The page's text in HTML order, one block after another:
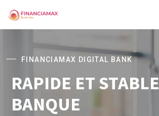
FINANCIAMAX DIGITAL BANK
RAPIDE ET STABLE
BANQUE